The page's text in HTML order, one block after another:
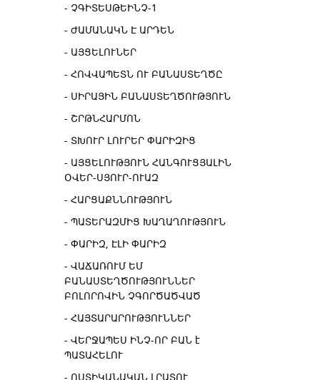
ՉԳԻՏԵՍԹԵԻՆՉ-1
ԺԱՄԱՆԱԿՆ Է ԱՐԴԵՆ
ԱՅՑԵԼՈՒՆԵՐ
ՀՈՎՎԱՊԵՏՆ ՈՒ ԲԱՆԱՍՏԵՂԾԸ
ՍԻՐԱՅԻՆ ԲԱՆԱՍՏԵՂԾՈՒԹՅՈՒՆ
ՇՐԹՆՀԱՐՄՈՆ
ՏԽՈՒՐ ԼՈՒՐԵՐ ՓԱՐԻԶԻՑ
ԱՅՑԵԼՈՒԹՅՈՒՆ ՀԱՆԳՈՒՑՅԱԼԻՆ
ՕՎԵՐ-ՍՅՈՒՐ-ՈՒԱԶ
ՀԱՐՑԱՔՆՆՈՒԹՅՈՒՆ
ՊԱՏԵՐԱԶՄԻՑ ԽԱՂԱՂՈՒԹՅՈՒՆ
ՓԱՐԻԶ, ԷԼԻ ՓԱՐԻԶ
ՎԱՃԱՌՈՒՄ ԵՄ
ԲԱՆԱՍՏԵՂԾՈՒԹՅՈՒՆՆԵՐ
ԲՈԼՈՐՈՎԻՆ ՉԳՈՐԾԱԾՎԱԾ
ՀԱՅՏԱՐԱՐՈՒԹՅՈՒՆՆԵՐ
ՎԵՐՋԱՊԵՍ ԻՆՉ-ՈՐ ԲԱՆ է
ՊԱՏԱՀԵԼՈՒ
ՈՍՏԻԿԱՆԱԿԱՆ ԼՐԱՏՈՒ